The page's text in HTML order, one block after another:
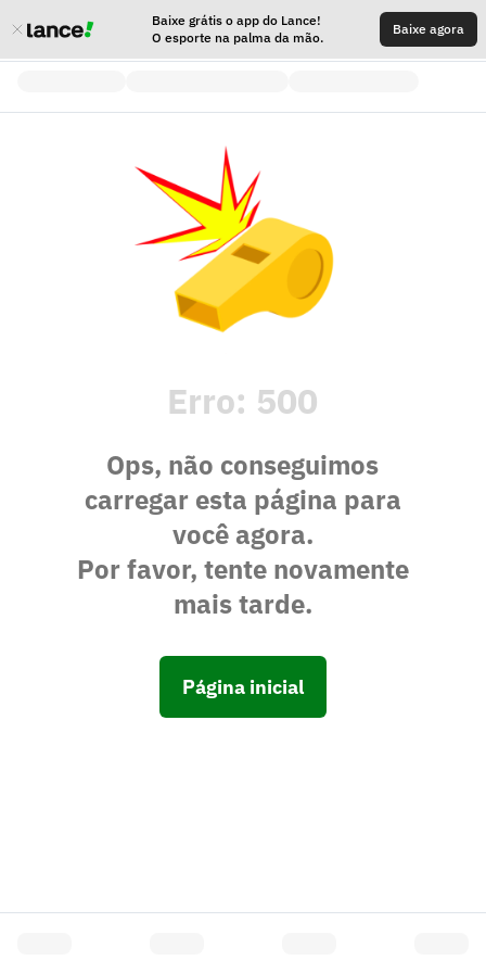
Baixe grátis o app do Lance!
O esporte na palma da mão.
Baixe agora
Erro: 500
Ops, não conseguimos
carregar esta página para
você agora.
Por favor, tente novamente
mais tarde.
Página inicial